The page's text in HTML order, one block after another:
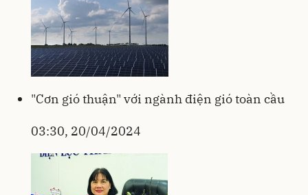
"Cơn gió thuận" với ngành điện gió toàn cầu
03:30, 20/04/2024